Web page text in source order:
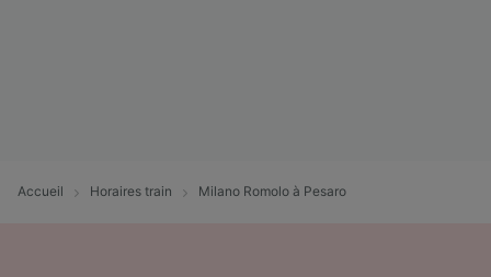
Accueil Horaires train Milano Romolo à Pesaro